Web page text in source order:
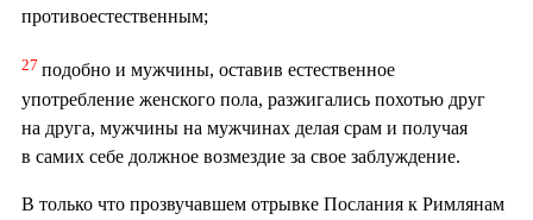
противоестественным;
27 подобно и мужчины, оставив естественное
употребление женского пола, разжигались похотью друг
на друга, мужчины на мужчинах делая срам и получая
в самих себе должное возмездие за свое заблуждение.
В только что прозвучавшем отрывке Послания к Римлянам